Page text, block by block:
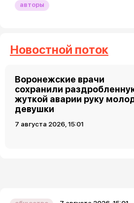
авторы
Новостной поток
Воронежские врачи
сохранили
жуткой аварии руку
девушки
7 августа 2026, 15:01